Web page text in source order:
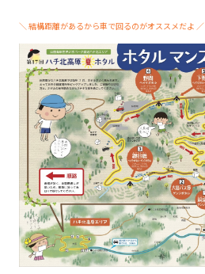
＼ 結構距離があるから車で回るのがオススメだよ ／